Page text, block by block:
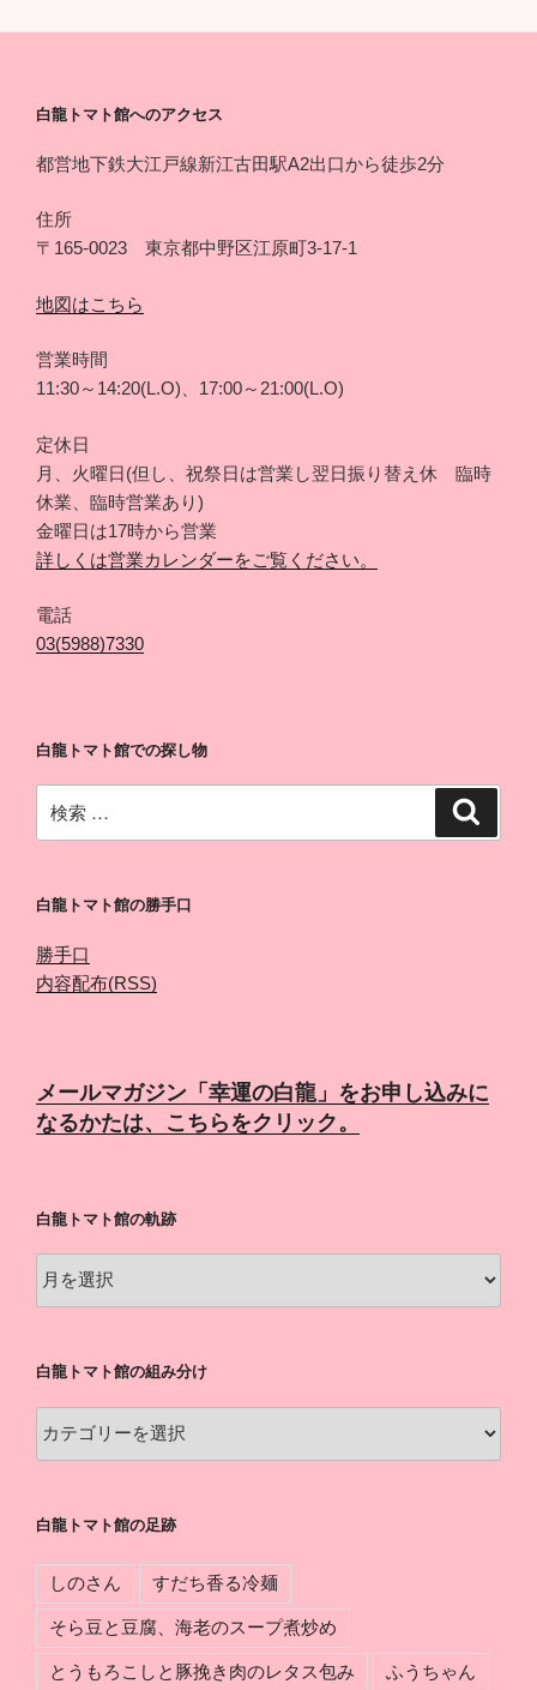
ー
シ
ン
ー
白龍トマト館へのアクセス
都営地下鉄大江戸線新江古田駅A2出口から徒歩2分
住所
〒165-0023 東京都中野区江原町3-17-1
地図はこちら
営業時間
11:30～14:20(L.O)、17:00～21:00(L.O)
定休日
月、火曜日(但し、祝祭日は営業し翌日振り替え休 臨時
休業、臨時営業あり)
金曜日は17時から営業
詳しくは営業カレンダーをご覧ください。
電話
03(5988)7330
白龍トマト館での探し物
索:
白龍トマト館の勝手口
勝手口
内容配布(RSS)
メールマガジン「幸運の白龍」をお申し込みに
なるかたは、こちらをクリック。
白龍トマト館の軌跡
龍
ト
館
の
軌
白龍トマト館の組み分け
龍
ト
館
み
分
白龍トマト館の足跡
しのさん すだち香る冷麺
そら豆と豆腐、海老のスープ煮炒め
とうもろこしと豚挽き肉のレタス包み ふうちゃん